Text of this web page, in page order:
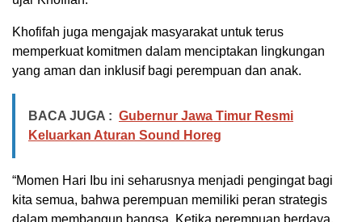
Khofifah juga mengajak masyarakat untuk terus
memperkuat komitmen dalam menciptakan lingkungan
yang aman dan inklusif bagi perempuan dan anak.
BACA JUGA : Gubernur Jawa Timur Resmi
Keluarkan Aturan Sound Horeg
“Momen Hari Ibu ini seharusnya menjadi pengingat bagi
kita semua, bahwa perempuan memiliki peran strategis
dalam membangun bangsa. Ketika perempuan berdaya,